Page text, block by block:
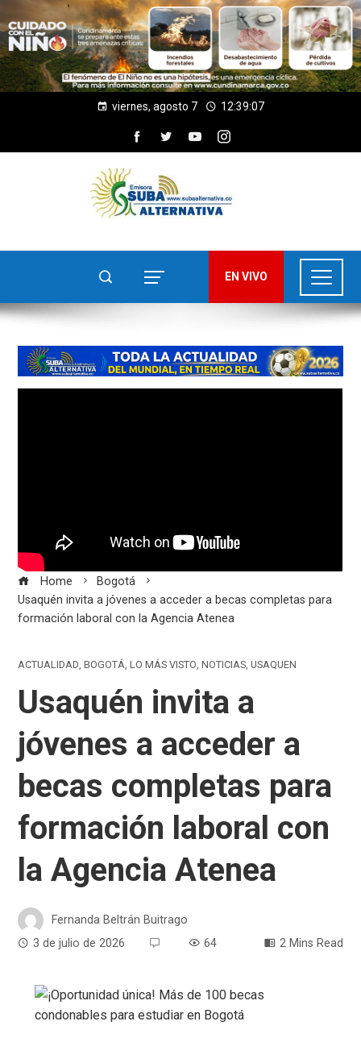
viernes, agosto 7 12:39:09
EN VIVO
Home
Bogotá
Usaquén invita a jóvenes a acceder a becas completas para
formación laboral con la Agencia Atenea
ACTUALIDAD,BOGOTÁ,LO MÁS VISTO,NOTICIAS,USAQUEN
Usaquén invita a
jóvenes a acceder a
becas completas para
formación laboral con
la Agencia Atenea
Fernanda Beltrán Buitrago
3 de julio de 2026
64 2 Mins Read